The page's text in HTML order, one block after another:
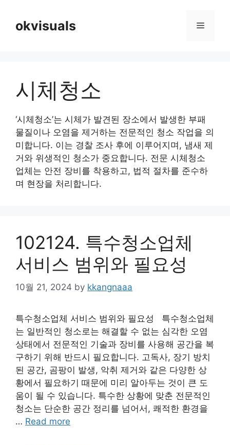
contentokvisuals Menu
시체청소
‘시체청소’는 시체가 발견된 장소에서 발생한 부패
물질이나 오염을 제거하는 전문적인 청소 작업을 의
미합니다. 이는 경찰 조사 후에 이루어지며, 냄새 제
거와 위생적인 청소가 중요합니다. 전문 시체청소
업체는 안전 장비를 착용하고, 법적 절차를 준수하
며 현장을 처리합니다.
102124. 특수청소업체
서비스 범위와 필요성
10월 21, 2024 by kkangnaaa
특수청소업체 서비스 범위와 필요성 특수청소업체
는 일반적인 청소로는 해결할 수 없는 심각한 오염
상태에서 전문적인 기술과 장비를 사용해 공간을 복
구하기 위해 반드시 필요합니다. 고독사, 장기 방치
된 공간, 곰팡이 발생, 악취 제거와 같은 다양한 상
황에서 필요하기 때문에 미리 알아두는 것이 큰 도
움이 될 수 있습니다. 특수한 상황에 맞춘 전문적인
청소는 단순한 공간 정리를 넘어서, 쾌적한 환경을
… Read more